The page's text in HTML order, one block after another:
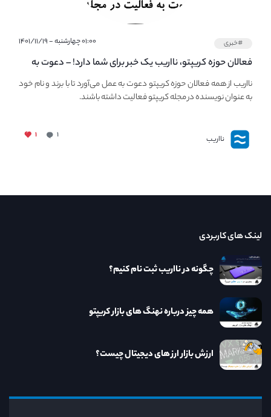
#خبری ۰۱:۰۰ چهارشنبه - ۱۴۰۱/۱۱/۱۹
فعالان حوزه کریپتو، نااریب یک خبر برای شما دارد! – دعوت به
فعالیت در مجله کریپتو
نااریب از همه فعالان حوزه کریپتو دعوت به عمل می‌آورد تا با برند و نام خود
به عنوان نویسنده در مجله کریپتو فعالیت داشته باشند.
نااریب ۱ ۱
لینک های کاربردی
چگونه در نااریب ثبت نام کنیم؟
همه چیز درباره نهنگ های بازار کریپتو
ارزش بازار ارز های دیجیتال چیست؟